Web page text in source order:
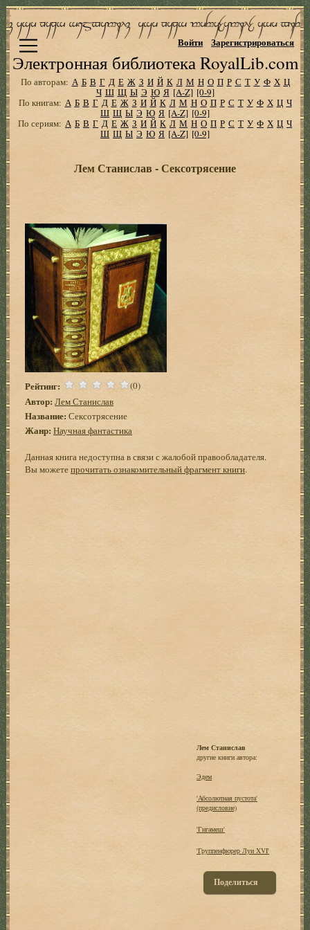
Электронная библиотека RoyalLib.com
Войти Зарегистрироваться
По авторам: А Б В Г Д Е Ж З И Й К Л М Н О П Р С Т У Ф Х Ц
Ч Ш Щ Ы Э Ю Я [A-Z] [0-9]
По книгам: А Б В Г Д Е Ж З И Й К Л М Н О П Р С Т У Ф Х Ц Ч
Ш Щ Ы Э Ю Я [A-Z] [0-9]
По сериям: А Б В Г Д Е Ж З И Й К Л М Н О П Р С Т У Ф Х Ц Ч
Ш Щ Ы Э Ю Я [A-Z] [0-9]
Лем Станислав - Сексотрясение
Рейтинг: (0)
Автор: Лем Станислав
Название: Сексотрясение
Жанр: Научная фантастика
Данная книга недоступна в связи с жалобой правообладателя.
Вы можетепрочитать ознакомительный фрагмент книги.
Лем Станислав
другие книги автора:
Эдем
'Абсолютная пустота'
(предисловие)
'Гигамеш'
'Группенфюрер Луи XVI'
Поделиться